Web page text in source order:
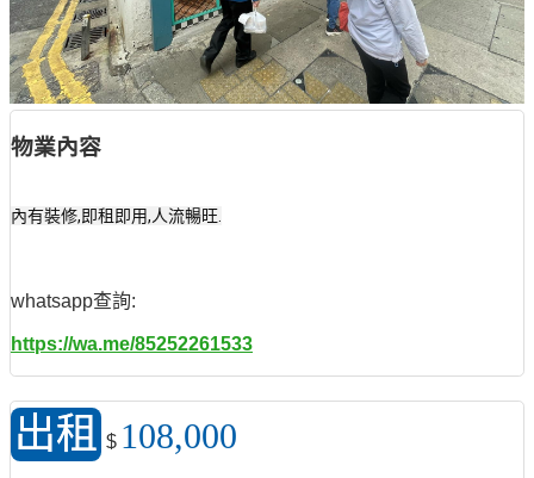
物業內容
內有裝修,即租即用,人流暢旺.
whatsapp查詢:
https://wa.me/85252261533
出租 $ 108,000